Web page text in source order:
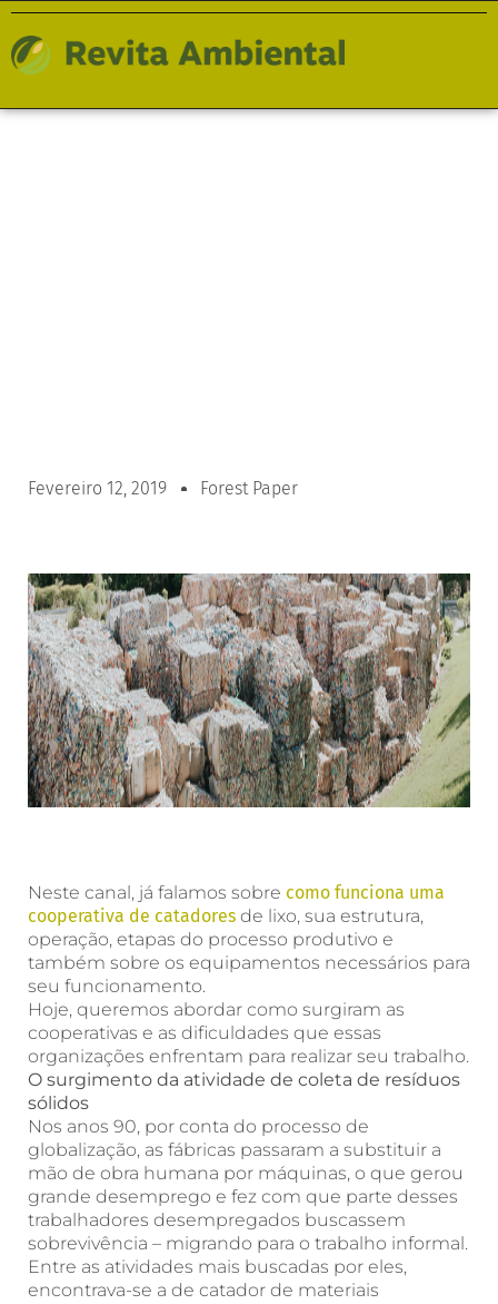
Fevereiro 12, 2019 Forest Paper
Neste canal, já falamos sobre como funciona uma
cooperativa de catadores de lixo, sua estrutura,
operação, etapas do processo produtivo e
também sobre os equipamentos necessários para
seu funcionamento.
Hoje, queremos abordar como surgiram as
cooperativas e as dificuldades que essas
organizações enfrentam para realizar seu trabalho.
O surgimento da atividade de coleta de resíduos
sólidos
Nos anos 90, por conta do processo de
globalização, as fábricas passaram a substituir a
mão de obra humana por máquinas, o que gerou
grande desemprego e fez com que parte desses
trabalhadores desempregados buscassem
sobrevivência – migrando para o trabalho informal.
Entre as atividades mais buscadas por eles,
encontrava-se a de catador de materiais